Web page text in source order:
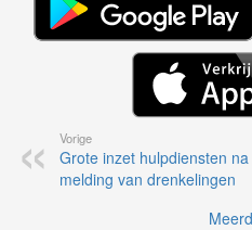
Vorige
Grote inzet hulpdiensten na
melding van drenkelingen